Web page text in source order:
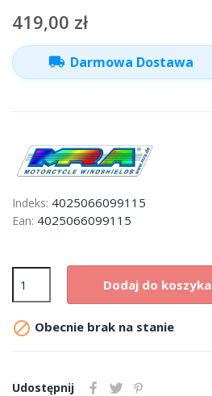
419,00 zł
local_shipping Darmowa Dostawa
Indeks: 4025066099115
Ean: 4025066099115
Dodaj do koszyka
 Obecnie brak na stanie
Udostępnij